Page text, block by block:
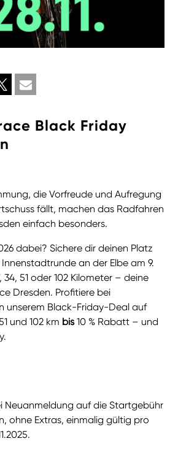
Black Friday
die Vorfreude und Aufregung
fällt, machen das Radfahren
einfach besonders.
dabei? Sichere dir deinen Platz
an der Elbe am 9.
34, 51 oder 102 Kilometer – deine
Dresden. Profitiere bei
unserem Black-Friday-Deal auf
und 102 km bis10 % Rabatt – und
Neuanmeldung auf die Startgebühr
ohne Extras, einmalig gültig pro